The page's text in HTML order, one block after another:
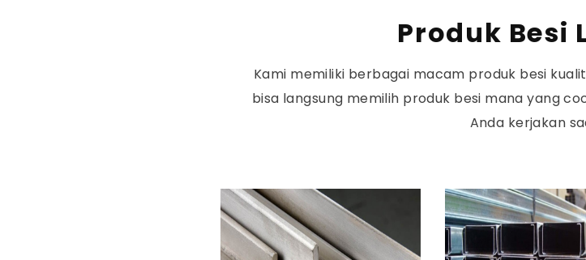
Produk Besi
Kami memiliki berbagai macam produk besi
bisa langsung memilih produk besi mana yang
Anda kerjakan